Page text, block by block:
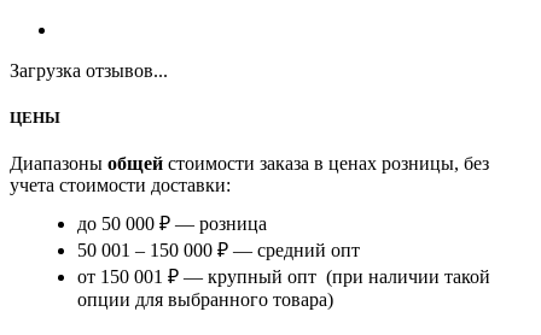
Загрузка отзывов...
ЦЕНЫ
Диапазоны общей стоимости заказа в ценах розницы, без
учета стоимости доставки:
до 50 000 ₽ — розница
50 001 – 150 000 ₽ — средний опт
от 150 001 ₽ — крупный опт (при наличии такой
опции для выбранного товара)